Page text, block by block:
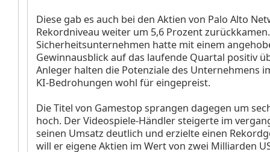
Diese gab es auch bei den Aktien von Palo Alto
Rekordniveau weiter um 5,6 Prozent
Sicherheitsunternehmen hatte mit einem
Gewinnausblick auf das laufende Quartal positiv
Anleger halten die Potenziale des Unternehmens
KI-Bedrohungen wohl für eingepreist.
Die Titel von Gamestopsprangen dagegen um
hoch. Der Videospiele-Händler steigerte im
seinen Umsatz deutlich und erzielte einen
will er eigene Aktien im Wert von zwei Milliarden